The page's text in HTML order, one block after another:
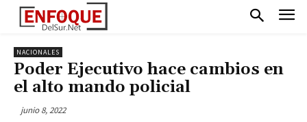
NACIONALES
Poder Ejecutivo hace cambios en
el alto mando policial
junio 8, 2022